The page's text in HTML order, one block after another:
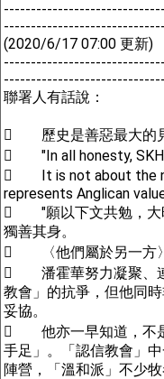
(2020/6/17 07:00 更新)
聯署人有話說：
 歷史是善惡最大的
 "In all honesty, SKH
 It is not about the
represents Anglican
 "願以下文共勉，大
獨善其身。
 〈他們屬於另一方
 潘霍華努力凝聚、連
教會」的抗爭，但他同
妥協。
 他亦一早知道，不是
手足」。「認信教會」
陣營，「溫和派」不少